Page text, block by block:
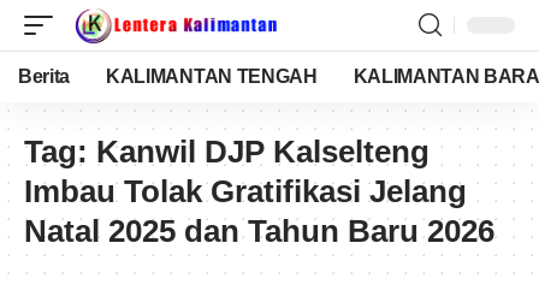
Berita KALIMANTAN TENGAH KALIMANTAN
Tag: Kanwil DJP Kalselteng
Imbau Tolak Gratifikasi Jelang
Natal 2025 dan Tahun Baru 2026